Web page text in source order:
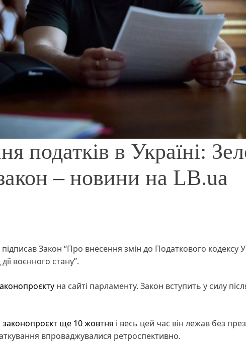
податків в Україні:
– новини на LB.ua
підписав Закон “Про внесення змін до Податкового кодексу
воєнного стану”.
на сайті парламенту. Закон вступить у силу після
ще 10 жовтня і весь цей час він лежав без
впроваджувалися ретроспективно.